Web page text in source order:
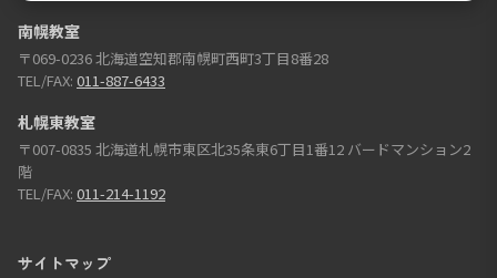
南幌教室
〒069-0236 北海道空知郡南幌町西町3丁目8番28
TEL/FAX: 011-887-6433
札幌東教室
〒007-0835 北海道札幌市東区北35条東6丁目1番12 バードマンション2
階
TEL/FAX: 011-214-1192
サイトマップ